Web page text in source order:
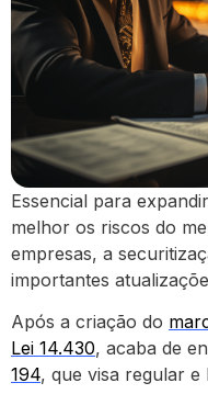
Essencial para
melhor os riscos do
empresas, a
importantes
Após a criação do
Lei 14.430, acaba de
194, que visa regular